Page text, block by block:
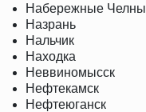
Набережные Челны
Назрань
Нальчик
Находка
Неввиномысск
Нефтекамск
Нефтеюганск